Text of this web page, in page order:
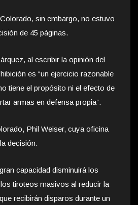
sin embargo, no estuvo
de 45 páginas.
al escribir la opinión del
es “un ejercicio razonable
tiene el propósito ni el efecto de
armas en defensa propia”.
Phil Weiser, cuya oficina
decisión.
capacidad disminuirá los
tiroteos masivos al reducir la
recibirán disparos durante un